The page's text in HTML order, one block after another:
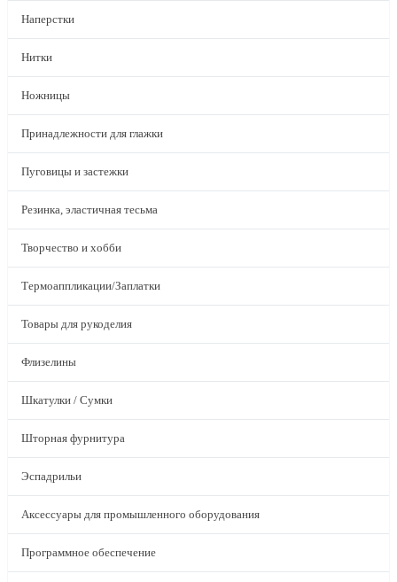
Наперстки
Нитки
Ножницы
Принадлежности для глажки
Пуговицы и застежки
Резинка, эластичная тесьма
Творчество и хобби
Термоаппликации/Заплатки
Товары для рукоделия
Флизелины
Шкатулки / Сумки
Шторная фурнитура
Эспадрильи
Аксессуары для промышленного оборудования
Программное обеспечение